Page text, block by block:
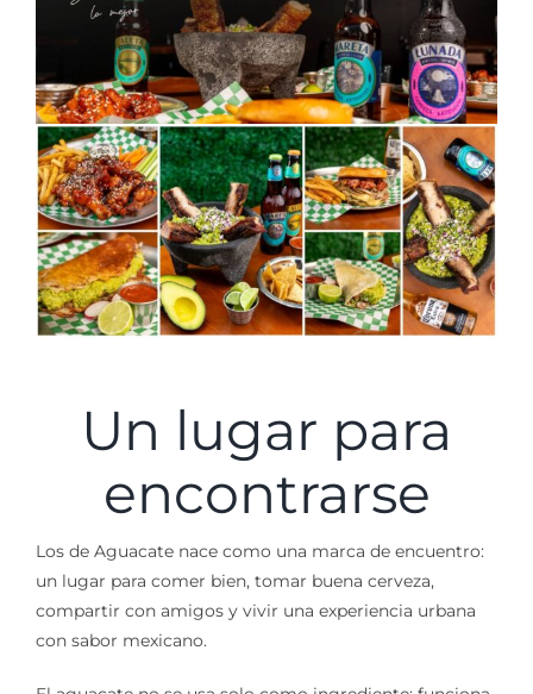
Un lugar para
encontrarse
Los de Aguacate nace como una marca de encuentro:
un lugar para comer bien, tomar buena cerveza,
compartir con amigos y vivir una experiencia urbana
con sabor mexicano.